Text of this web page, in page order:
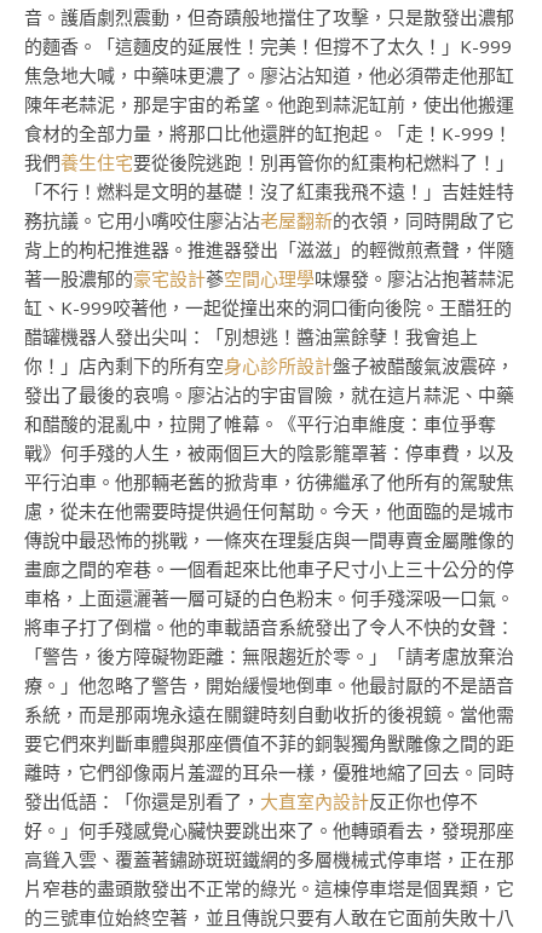
音。護盾劇烈震動，但奇蹟般地擋住了攻擊，只是散發出濃郁
的麵香。「這麵皮的延展性！完美！但撐不了太久！」K-999
焦急地大喊，中藥味更濃了。廖沾沾知道，他必須帶走他那缸
陳年老蒜泥，那是宇宙的希望。他跑到蒜泥缸前，使出他搬運
食材的全部力量，將那口比他還胖的缸抱起。「走！K-999！
我們養生住宅要從後院逃跑！別再管你的紅棗枸杞燃料了！」
「不行！燃料是文明的基礎！沒了紅棗我飛不遠！」吉娃娃特
務抗議。它用小嘴咬住廖沾沾老屋翻新的衣領，同時開啟了它
背上的枸杞推進器。推進器發出「滋滋」的輕微煎煮聲，伴隨
著一股濃郁的豪宅設計蔘空間心理學味爆發。廖沾沾抱著蒜泥
缸、K-999咬著他，一起從撞出來的洞口衝向後院。王醋狂的
醋罐機器人發出尖叫：「別想逃！醬油黨餘孽！我會追上
你！」店內剩下的所有空身心診所設計盤子被醋酸氣波震碎，
發出了最後的哀鳴。廖沾沾的宇宙冒險，就在這片蒜泥、中藥
和醋酸的混亂中，拉開了帷幕。《平行泊車維度：車位爭奪
戰》何手殘的人生，被兩個巨大的陰影籠罩著：停車費，以及
平行泊車。他那輛老舊的掀背車，彷彿繼承了他所有的駕駛焦
慮，從未在他需要時提供過任何幫助。今天，他面臨的是城市
傳說中最恐怖的挑戰，一條夾在理髮店與一間專賣金屬雕像的
畫廊之間的窄巷。一個看起來比他車子尺寸小上三十公分的停
車格，上面還灑著一層可疑的白色粉末。何手殘深吸一口氣。
將車子打了倒檔。他的車載語音系統發出了令人不快的女聲：
「警告，後方障礙物距離：無限趨近於零。」「請考慮放棄治
療。」他忽略了警告，開始緩慢地倒車。他最討厭的不是語音
系統，而是那兩塊永遠在關鍵時刻自動收折的後視鏡。當他需
要它們來判斷車體與那座價值不菲的銅製獨角獸雕像之間的距
離時，它們卻像兩片羞澀的耳朵一樣，優雅地縮了回去。同時
發出低語：「你還是別看了， 大直室內設計反正你也停不
好。」何手殘感覺心臟快要跳出來了。他轉頭看去，發現那座
高聳入雲、覆蓋著鏽跡斑斑鐵網的多層機械式停車塔，正在那
片窄巷的盡頭散發出不正常的綠光。這棟停車塔是個異類，它
的三號車位始終空著，並且傳說只要有人敢在它面前失敗十八